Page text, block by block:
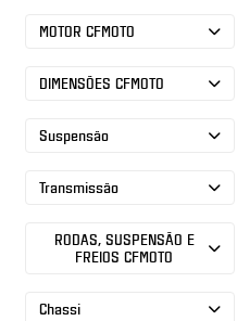
MOTOR CFMOTO
DIMENSÕES CFMOTO
Suspensão
Transmissão
RODAS, SUSPENSÃO E
FREIOS CFMOTO
Chassi